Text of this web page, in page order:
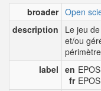
broader Open
description
Le jeu
et/ou
label en EPOS
fr EPOS